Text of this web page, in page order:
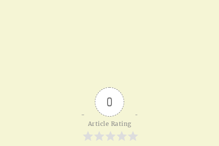
0
Article Rating